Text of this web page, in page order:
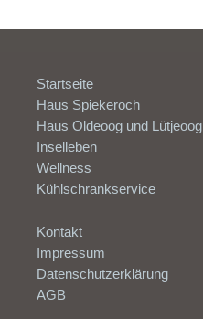
Startseite
Haus Spiekeroch
Haus Oldeoog und Lütjeoog
Inselleben
Wellness
Kühlschrankservice
Kontakt
Impressum
Datenschutzerklärung
AGB